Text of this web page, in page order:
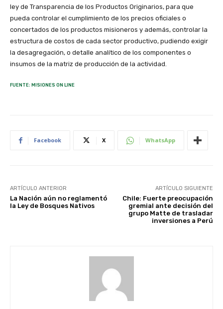
ley de Transparencia de los Productos Originarios, para que
pueda controlar el cumplimiento de los precios oficiales o
concertados de los productos misioneros y además, controlar la
estructura de costos de cada sector productivo, pudiendo exigir
la desagregación, o detalle analítico de los componentes o
insumos de la matriz de producción de la actividad.
FUENTE: MISIONES ON LINE
Facebook X WhatsApp
ARTÍCULO ANTERIOR
La Nación aún no reglamentó
la Ley de Bosques Nativos
ARTÍCULO SIGUIENTE
Chile: Fuerte preocupación
gremial ante decisión del
grupo Matte de trasladar
inversiones a Perú